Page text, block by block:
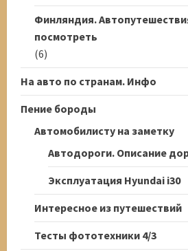
Финляндия.
посмотреть
(6)
На авто по странам. Инфо
Пение бороды
Автомобилисту на заметку
Автодороги. Описание
Эксплуатация Hyundai i30
Интересное из путешествий
Тесты фототехники 4/3